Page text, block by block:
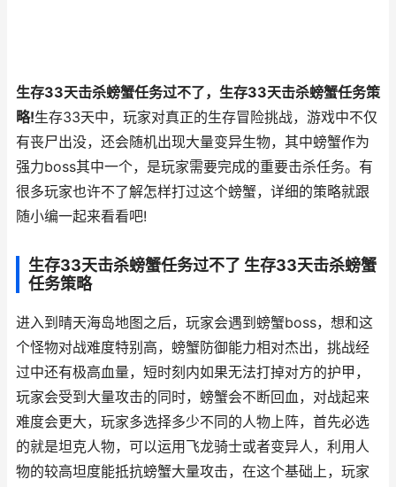
生存33天击杀螃蟹任务过不了，生存33天击杀螃蟹任务策
略!生存33天中，玩家对真正的生存冒险挑战，游戏中不仅
有丧尸出没，还会随机出现大量变异生物，其中螃蟹作为
强力boss其中一个，是玩家需要完成的重要击杀任务。有
很多玩家也许不了解怎样打过这个螃蟹，详细的策略就跟
随小编一起来看看吧!
生存33天击杀螃蟹任务过不了 生存33天击杀螃蟹
任务策略
进入到晴天海岛地图之后，玩家会遇到螃蟹boss，想和这
个怪物对战难度特别高，螃蟹防御能力相对杰出，挑战经
过中还有极高血量，短时刻内如果无法打掉对方的护甲，
玩家会受到大量攻击的同时，螃蟹会不断回血，对战起来
难度会更大，玩家多选择多少不同的人物上阵，首先必选
的就是坦克人物，可以运用飞龙骑士或者变异人，利用人
物的较高坦度能抵抗螃蟹大量攻击，在这个基础上，玩家